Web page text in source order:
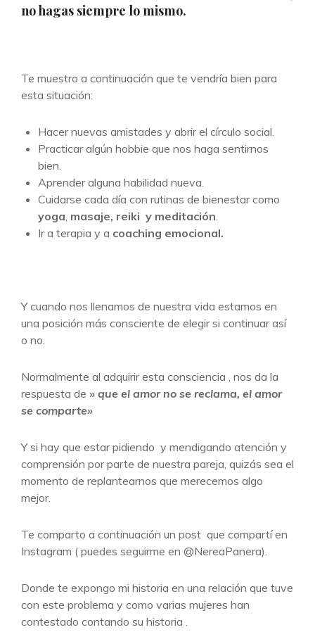
no hagas siempre lo mismo.
Te muestro a continuación que te vendría bien para
esta situación:
Hacer nuevas amistades y abrir el círculo social.
Practicar algún hobbie que nos haga sentirnos
bien.
Aprender alguna habilidad nueva.
Cuidarse cada día con rutinas de bienestar como
yoga masaje, reiki y meditación
Ir a terapia y a coaching emocional.
Y cuando nos llenamos de nuestra vida estamos en
una posición más consciente de elegir si continuar así
o no.
Normalmente al adquirir esta consciencia , nos da la
respuesta de » que el amor no se reclama, el amor
se comparte»
Y si hay que estar pidiendo y mendigando atención y
comprensión por parte de nuestra pareja, quizás sea el
momento de replantearnos que merecemos algo
mejor.
Te comparto a continuación un post que compartí en
Instagram ( puedes seguirme en @NereaPanera).
Donde te expongo mi historia en una relación que tuve
con este problema y como varias mujeres han
contestado contando su historia .